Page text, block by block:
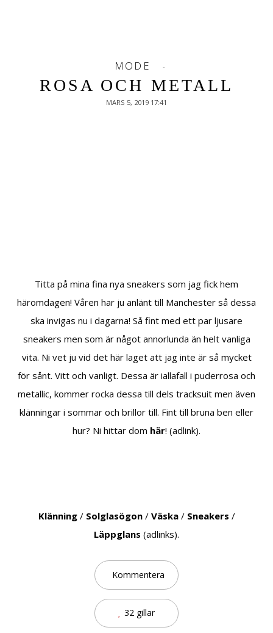
MODE
ROSA OCH METALL
MARS 5, 2019 17:41
Titta på mina fina nya sneakers som jag fick hem
häromdagen! Våren har ju anlänt till Manchester så dessa
ska invigas nu i dagarna! Så fint med ett par ljusare
sneakers men som är något annorlunda än helt vanliga
vita. Ni vet ju vid det här laget att jag inte är så mycket
för sånt. Vitt och vanligt. Dessa är iallafall i puderrosa och
metallic, kommer rocka dessa till dels tracksuit men även
klänningar i sommar och brillor till. Fint till bruna ben eller
hur? Ni hittar dom här! (adlink).
Klänning/ Solglasögon/ Väska/ Sneakers /
Läppglans (adlinks).
Kommentera
32 gillar